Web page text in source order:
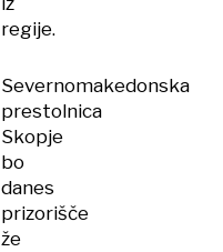
regije.
Severnomakedonska
prestolnica
Skopje
bo
danes
prizorišče
že